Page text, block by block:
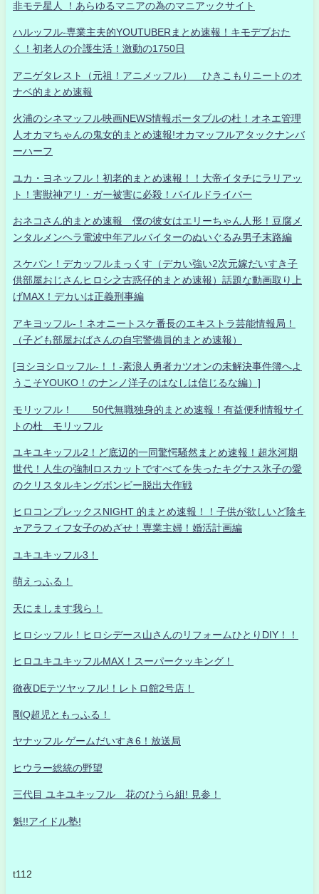
非モテ星人 ！あらゆるマニアの為のマニアックサイト
ハルッフル-専業主夫的YOUTUBERまとめ速報！キモデブおた
く！初老人の介護生活！激動の1750日
アニゲタレスト（元祖！アニメッフル） ひきこもりニートのオ
ナベ的まとめ速報
火浦のシネマッフル映画NEWS情報ポータブルの杜！オネエ管理
人オカマちゃんの鬼女的まとめ速報!オカマッフルアタックナンバ
ーハーフ
ユカ・ヨネッフル！初老的まとめ速報！！大帝イタチにラリアッ
ト！害獣神アリ・ガー被害に必殺！パイルドライバー
おネコさん的まとめ速報 僕の彼女はエリーちゃん人形！豆腐メ
ンタルメンヘラ電波中年アルバイターのぬいぐるみ男子末路編
スケバン！デカッフルまっくす（デカい強い2次元嫁だいすき子
供部屋おじさんヒロシ之古惑仔的まとめ速報）話題な動画取り上
げMAX！デカいは正義刑事編
アキヨッフル-！ネオニートスケ番長のエキストラ芸能情報局！
（子ども部屋おばさんの自宅警備員的まとめ速報）
[ヨシヨシロッフル-！！-素浪人勇者カツオンの未解決事件簿へよ
うこそYOUKO！のナンノ洋子のはなしは信じるな編）]
モリッフル！ 50代無職独身的まとめ速報！有益便利情報サイ
トの杜 モリッフル
ユキユキッフル2！ど底辺的一同驚愕騒然まとめ速報！超氷河期
世代！人生の強制ロスカットですべてを失ったキグナス氷子の愛
のクリスタルキングボンビー脱出大作戦
ヒロコンプレックスNIGHT 的まとめ速報！！子供が欲しいど陰キ
ャアラフィフ女子のめざせ！専業主婦！婚活計画編
ユキユキッフル3！
萌えっふる！
天にまします我ら！
ヒロシッフル！ヒロシデース山さんのリフォームひとりDIY！！
ヒロユキユキッフルMAX！スーパークッキング！
徹夜DEテツヤッフル!！レトロ館2号店！
剛Q超児ともっふる！
ヤナッフル ゲームだいすき6！放送局
ヒウラー総統の野望
三代目 ユキユキッフル 花のひうら組! 見参！
魁!!アイドル塾!
t112